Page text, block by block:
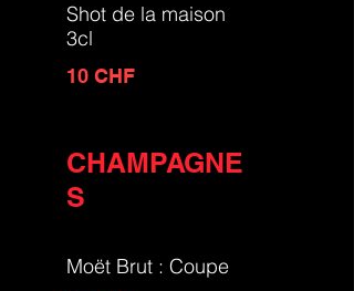
Shot de la maison
3cl
10 CHF
CHAMPAGNE
S
Moët Brut : Coupe